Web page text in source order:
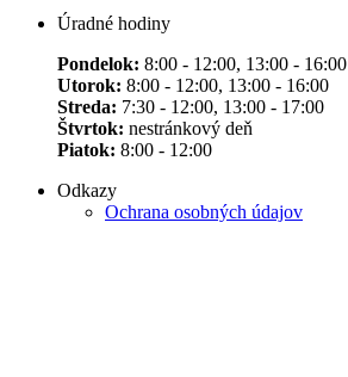
Úradné hodiny
Pondelok: 8:00 - 12:00, 13:00 - 16:00
Utorok: 8:00 - 12:00, 13:00 - 16:00
Streda: 7:30 - 12:00, 13:00 - 17:00
Štvrtok: nestránkový deň
Piatok: 8:00 - 12:00
Odkazy
Ochrana osobných údajov